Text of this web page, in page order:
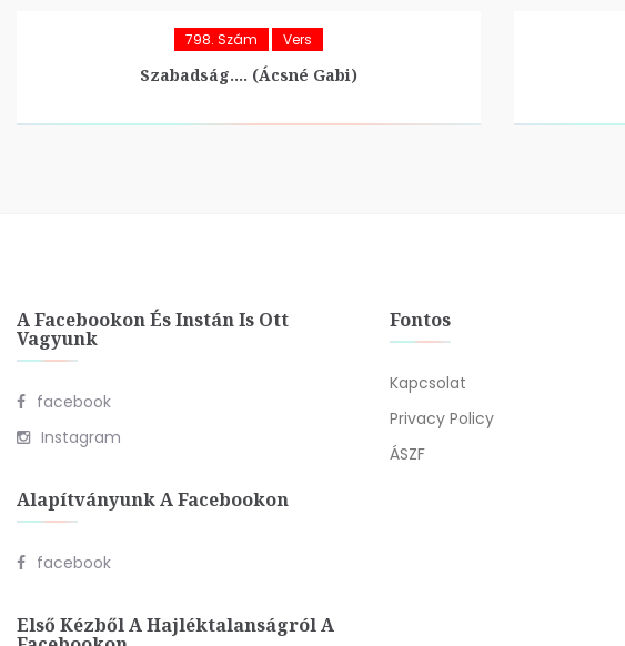
798. Szám Vers
Szabadság…. (Ácsné Gabi)
A Facebookon És Instán Is Ott
Vagyunk
facebook
Instagram
Alapítványunk A Facebookon
facebook
Első Kézből A Hajléktalanságról A
Fontos
Kapcsolat
Privacy Policy
ÁSZF